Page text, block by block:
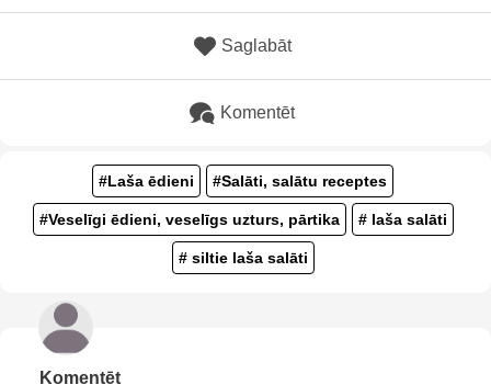
Saglabāt
Komentēt
#Laša ēdieni #Salāti, salātu receptes
#Veselīgi ēdieni, veselīgs uzturs, pārtika # laša salāti
# siltie laša salāti
Komentēt